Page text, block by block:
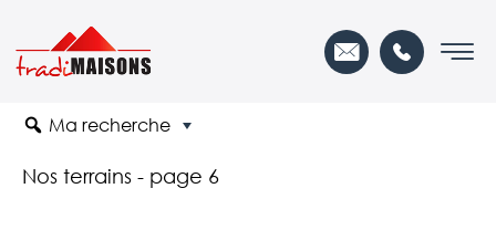
Ma recherche
Nos terrains - page 6